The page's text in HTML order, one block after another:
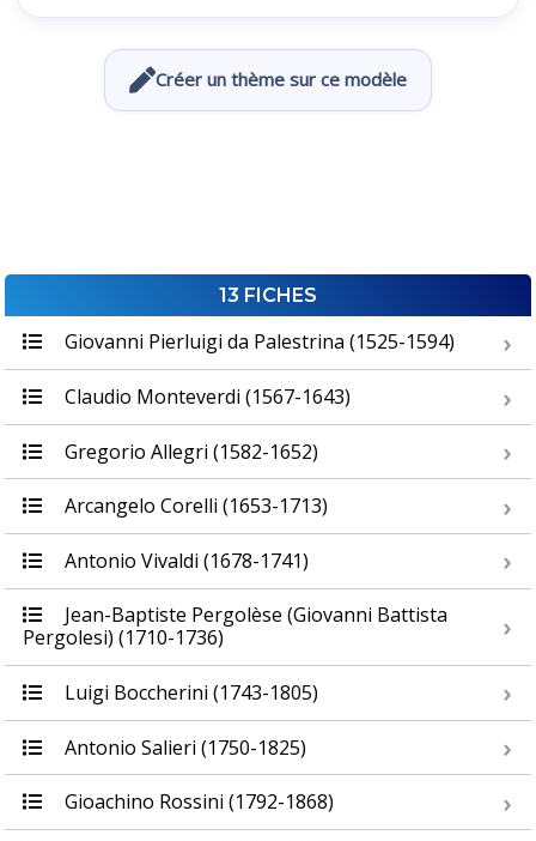
Créer un thème sur ce modèle
13 FICHES
Giovanni Pierluigi da Palestrina (1525-1594)
Claudio Monteverdi (1567-1643)
Gregorio Allegri (1582-1652)
Arcangelo Corelli (1653-1713)
Antonio Vivaldi (1678-1741)
Jean-Baptiste Pergolèse (Giovanni Battista
Pergolesi) (1710-1736)
Luigi Boccherini (1743-1805)
Antonio Salieri (1750-1825)
Gioachino Rossini (1792-1868)